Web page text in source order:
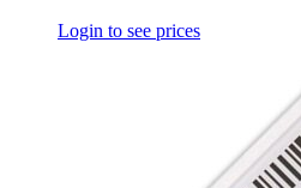
Login to see prices